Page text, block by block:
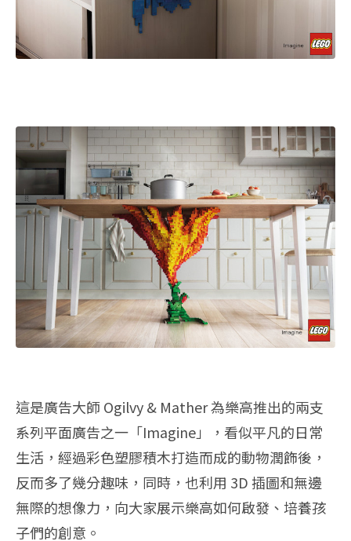
這是廣告大師 Ogilvy & Mather 為樂高推出的兩支
系列平面廣告之一「Imagine」，看似平凡的日常
生活，經過彩色塑膠積木打造而成的動物潤飾後，
反而多了幾分趣味，同時，也利用 3D 插圖和無邊
無際的想像力，向大家展示樂高如何啟發、培養孩
子們的創意。